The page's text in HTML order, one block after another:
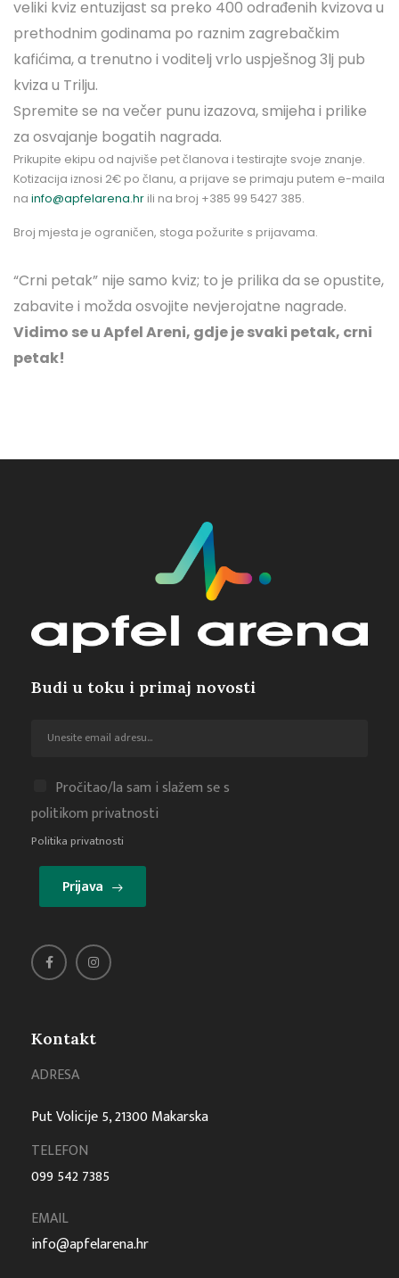
veliki kviz entuzijast sa preko 400 odrađenih kvizova u
prethodnim godinama po raznim zagrebačkim
kafićima, a trenutno i voditelj vrlo uspješnog 3lj pub
kviza u Trilju.
Spremite se na večer punu izazova, smijeha i prilike
za osvajanje bogatih nagrada.
Prikupite ekipu od najviše pet članova i testirajte svoje znanje.
Kotizacija iznosi 2€ po članu, a prijave se primaju putem e-maila
na info@apfelarena.hr ili na broj +385 99 5427 385.
Broj mjesta je ograničen, stoga požurite s prijavama.
“Crni petak” nije samo kviz; to je prilika da se opustite,
zabavite i možda osvojite nevjerojatne nagrade.
Vidimo se u Apfel Areni, gdje je svaki petak, crni
petak!
Kontakt
ADRESA
Put Volicije 5, 21300 Makarska
TELEFON
099 542 7385
EMAIL
info@apfelarena.hr
Budi u toku i primaj novosti
Pročitao/la sam i slažem se s
politikom privatnosti
Politika privatnosti
Prijava